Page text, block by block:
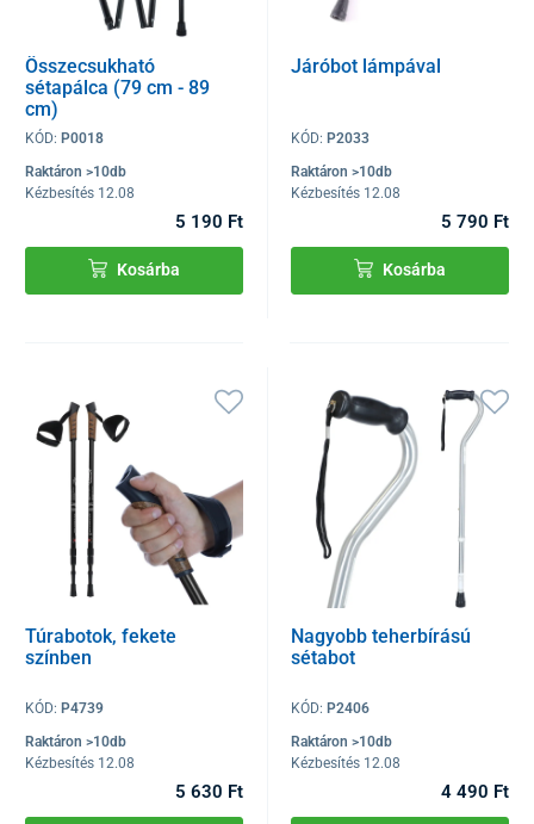
Összecsukható
sétapálca (79 cm - 89
cm)
KÓD: P0018
Raktáron >10db
Kézbesítés 12.08
5 190 Ft
Kosárba
Járóbot lámpával
KÓD:P2033
Raktáron >10db
Kézbesítés 12.08
5 790 Ft
Kosárba
Túrabotok, fekete
színben
KÓD: P4739
Raktáron >10db
Kézbesítés 12.08
5 630 Ft
Nagyobb teherbírású
sétabot
KÓD:P2406
Raktáron >10db
Kézbesítés 12.08
4 490 Ft